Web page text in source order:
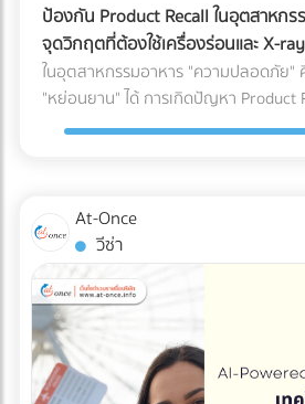
ป้องกัน Product Recall ในอุตสาหกร
จุดวิกฤตที่ต้องใช้เครื่องร่อนและ X-ray
ในอุตสาหกรรมอาหาร "ความปลอดภัย"
"หย่อนยาน" ได้ การเกิดปัญหา Product
คืนสินค้า ไม่เพียงแต่สร้างความเสียหาย
วิกฤตในไลน์การผลิตที่คุณต้องติดตั้ง เค
และ X-ray inspection อาหาร เพื่อยกร
ไลน์ผลิต ให้ได้มาตรฐานระดับสากล
At-Once
วีซ่า